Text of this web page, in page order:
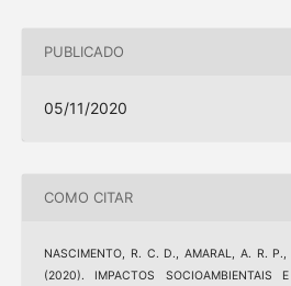
PUBLICADO
05/11/2020
COMO CITAR
NASCIMENTO, R. C. D., AMARAL, A. R.
(2020). IMPACTOS SOCIOAMBIENTAIS